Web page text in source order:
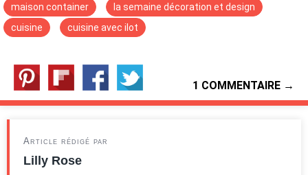
maison container
la semaine décoration et design
cuisine
cuisine avec ilot
1 COMMENTAIRE →
Article rédigé par
Lilly Rose